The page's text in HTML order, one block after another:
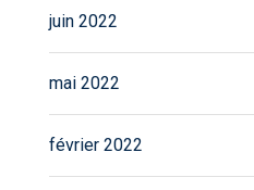
juin 2022
mai 2022
février 2022